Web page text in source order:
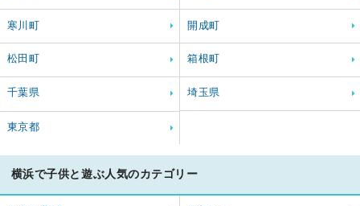
寒川町 開成町
松田町 箱根町
千葉県 埼玉県
東京都
横浜で子供と遊ぶ人気のカテゴリー